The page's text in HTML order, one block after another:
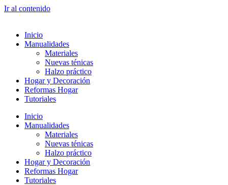
Ir al contenido
Inicio
Manualidades
Materiales
Nuevas ténicas
Halzo práctico
Hogar y Decoración
Reformas Hogar
Tutoriales
Inicio
Manualidades
Materiales
Nuevas ténicas
Halzo práctico
Hogar y Decoración
Reformas Hogar
Tutoriales